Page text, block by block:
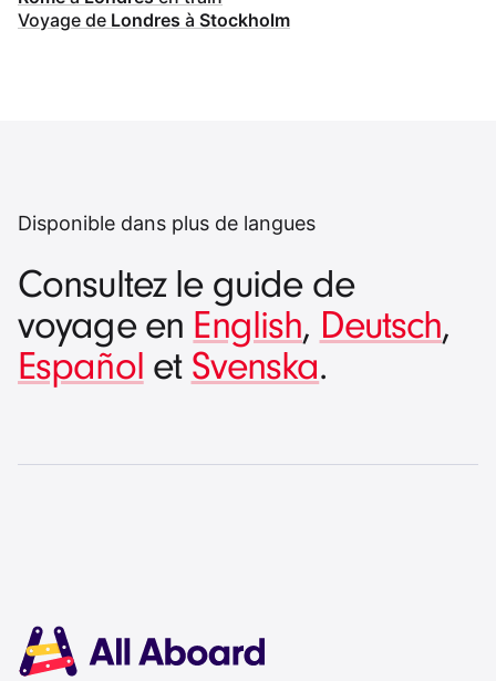
Voyage de Londres à Stockholm
Disponible dans plus de langues
Consultez le guide de
voyage en English, Deutsch,
Español et Svenska.